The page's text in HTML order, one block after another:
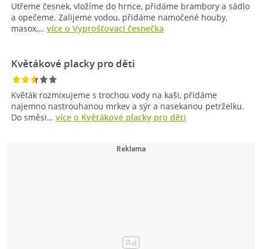
Utřeme česnek, vložíme do hrnce, přidáme brambory a sádlo
a opečeme. Zalijeme vodou, přidáme namočené houby,
masox,… více o Vyprošťovací česnečka
Květákové placky pro děti
Květák rozmixujeme s trochou vody na kaši, přidáme
najemno nastrouhanou mrkev a sýr a nasekanou petrželku.
Do směsi… více o Květákové placky pro děti